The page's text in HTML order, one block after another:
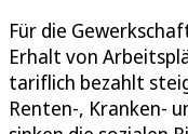
Für die
Erhalt von
tariflich bezahlt
Renten-, Kranken-